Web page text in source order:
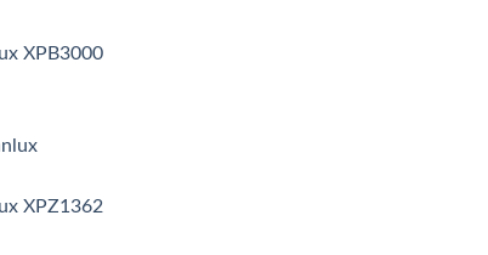
XPB3000
XPZ1362